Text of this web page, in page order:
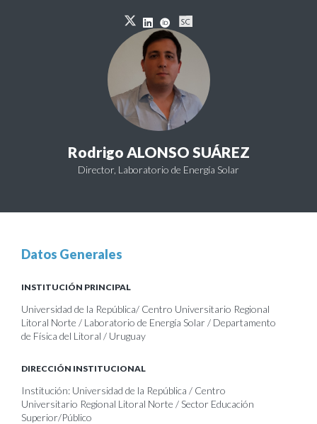
Rodrigo ALONSO SUÁREZ
Director, Laboratorio de Energía Solar
Datos Generales
INSTITUCIÓN PRINCIPAL
Universidad de la República/ Centro Universitario Regional
Litoral Norte / Laboratorio de Energía Solar / Departamento
de Física del Litoral / Uruguay
DIRECCIÓN INSTITUCIONAL
Institución: Universidad de la República / Centro
Universitario Regional Litoral Norte / Sector Educación
Superior/Público